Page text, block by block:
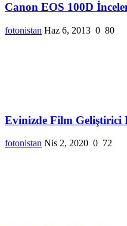
Canon EOS 100D
fotonistan Haz 6, 2013 0 80
Evinizde Film Geliştirici
fotonistan Nis 2, 2020 0 72